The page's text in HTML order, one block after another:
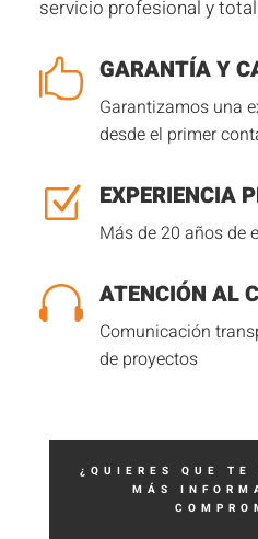
servicio profesional y
 GARANTÍA Y
Garantizamos una
desde el primer
Z EXPERIENCIA
Más de 20 años de
 ATENCIÓN AL
Comunicación
de proyectos
¿QUIERES QUE TE
MÁS